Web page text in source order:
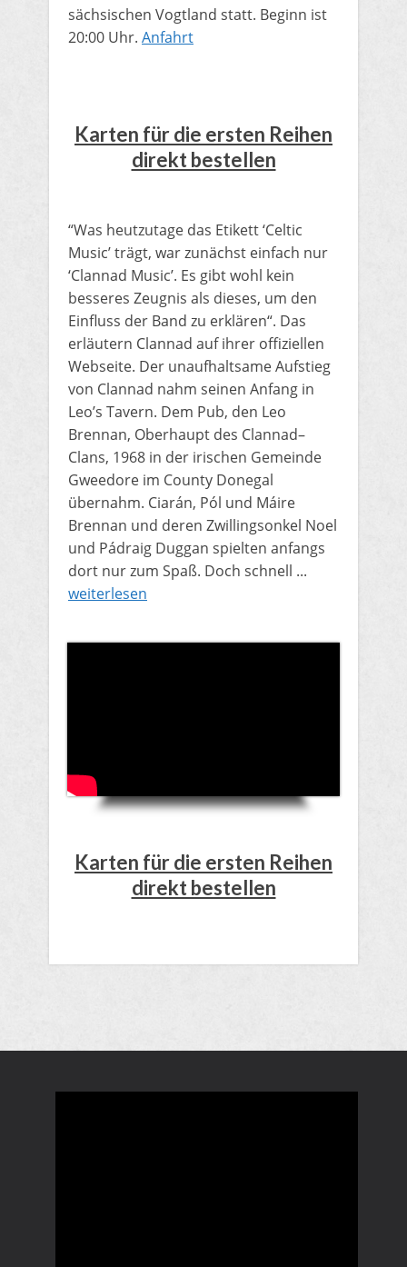
sächsischen Vogtland statt. Beginn ist
20:00 Uhr. Anfahrt
Karten für die ersten Reihen
direkt bestellen
“Was heutzutage das Etikett ‘Celtic
Music’ trägt, war zunächst einfach nur
‘Clannad Music’. Es gibt wohl kein
besseres Zeugnis als dieses, um den
Einfluss der Band zu erklären“. Das
erläutern Clannad auf ihrer offiziellen
Webseite. Der unaufhaltsame Aufstieg
von Clannad nahm seinen Anfang in
Leo’s Tavern. Dem Pub, den Leo
Brennan, Oberhaupt des Clannad–
Clans, 1968 in der irischen Gemeinde
Gweedore im County Donegal
übernahm. Ciarán, Pól und Máire
Brennan und deren Zwillingsonkel Noel
und Pádraig Duggan spielten anfangs
dort nur zum Spaß. Doch schnell ...
weiterlesen
Karten für die ersten Reihen
direkt bestellen